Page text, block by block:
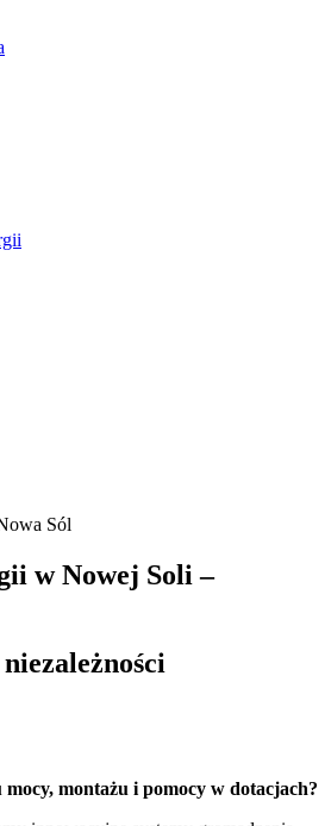
Sól
w Nowej Soli –
montażu i pomocy w dotacjach?